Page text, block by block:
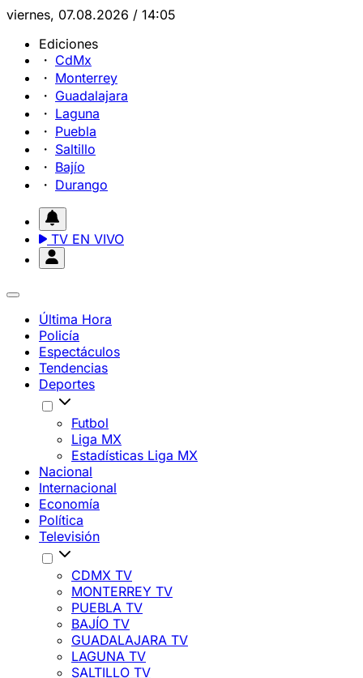
viernes, 07.08.2026 / 14:05
Ediciones
CdMx
Monterrey
Guadalajara
Laguna
Puebla
Saltillo
Bajío
Durango
TV EN VIVO
Última Hora
Policía
Espectáculos
Tendencias
Deportes
Futbol
Liga MX
Estadísticas Liga MX
Nacional
Internacional
Economía
Política
Televisión
CDMX TV
MONTERREY TV
PUEBLA TV
BAJÍO TV
GUADALAJARA TV
LAGUNA TV
SALTILLO TV